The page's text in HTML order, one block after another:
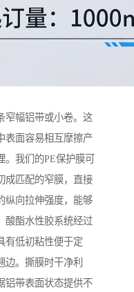
窄幅铝带或小卷。这
表面容易相互摩擦产
我们的PE保护膜可
成匹配的窄膜，直接
纵向拉伸强度，能够
酸酯水性胶系统经过
有低初粘性便于定
边。撕膜时干净利
铝带表面状态提供不